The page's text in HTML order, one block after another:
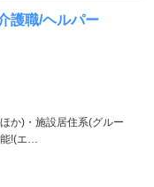
護職/ヘルパー
か)・施設居住系(グルー
!(エ…